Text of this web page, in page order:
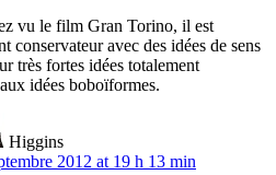
vu le film Gran Torino, il est
conservateur avec des idées de sens
très fortes idées totalement
idées boboïformes.
Higgins
2012 at 19 h 13 min